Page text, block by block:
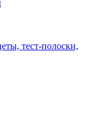
тест-полоски,